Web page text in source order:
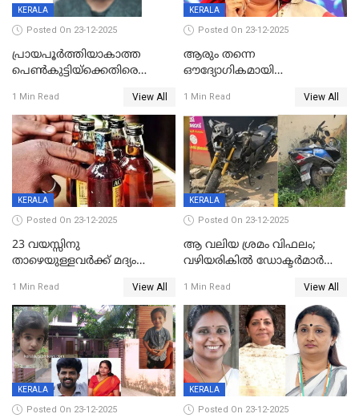
KERALA
Posted On 23-12-2025
പ്രായപൂർത്തിയാകാത്ത
പെൺകുട്ടിയ്ക്കെതിരെ
59 വർഷം തടവും 90,൦൦൦ രൂപ
പിഴയും ശിക്ഷ
1 Min Read View All
KERALA
Posted On 23-12-2025
ആരും തന്നെ
ഔദ്യോഗികമായി
കണ്ടെത്താൻ ഇന്ന് കോർ
കമ്മിറ്റി കൂടിയില്ല';
അതൃപ്തിയുമായി ദീപ്തി മേരി
വർഗീസ്
1 Min Read View All
KERALA
Posted On 23-12-2025
23 വയസ്സിനു
താഴെയുള്ളവർക്ക് മദ്യം
നടപടി;സ്ഥാപനങ്ങൾക്കെതിരെ
രണ്ട് കേസുകൾ
1 Min Read View All
KERALA
Posted On 23-12-2025
ആ വലിയ ശ്രമം വിഫലം;
വഴിയരികില്‍ ‌ഡോക്ടര്‍മാര്‍
മരണത്തിന് കീഴടങ്ങി
1 Min Read View All
KERALA
Posted On 23-12-2025
KERALA
Posted On 23-12-2025